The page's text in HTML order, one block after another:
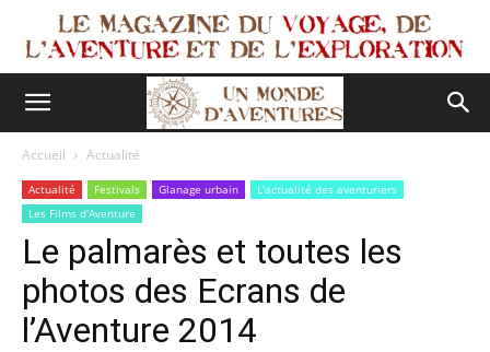
Accueil Actualité
Actualité Festivals Glanage urbain
L'actualité des aventuriers
Les Films d'Aventure
Le palmarès et toutes les
photos des Ecrans de
l’Aventure 2014